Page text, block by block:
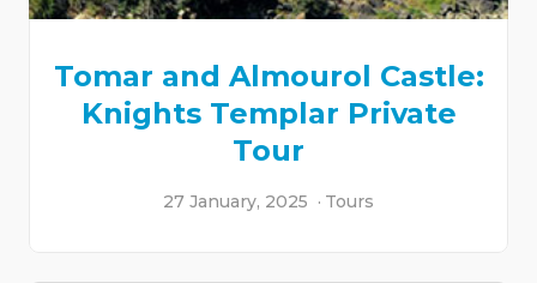
Tomar and Almourol Castle:
Knights Templar Private
Tour
27 January, 2025 Tours